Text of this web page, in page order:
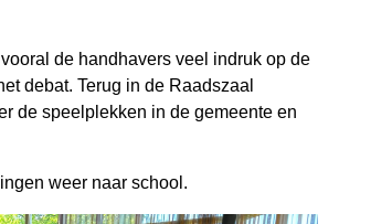
de handhavers veel indruk op de
debat. Terug in de Raadszaal
de speelplekken in de gemeente en
weer naar school.